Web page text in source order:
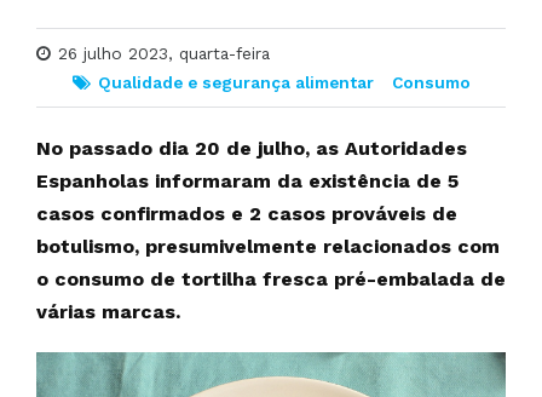
26 julho 2023, quarta-feira
Qualidade e segurança alimentar
Consumo
No passado dia 20 de julho, as Autoridades
Espanholas informaram da existência de 5
casos confirmados e 2 casos prováveis de
botulismo, presumivelmente relacionados com
o consumo de tortilha fresca pré-embalada de
várias marcas.